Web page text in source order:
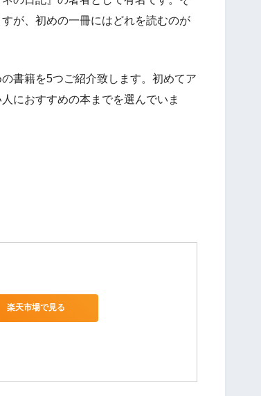
が、初めの一冊にはどれを読むのが
書籍を5つご紹介致します。初めてア
におすすめの本までを選んでいま
楽天市場で見る